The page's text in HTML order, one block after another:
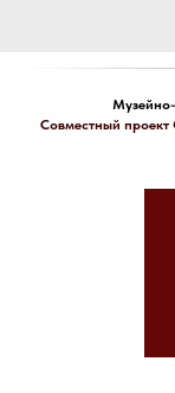
Совместный проект